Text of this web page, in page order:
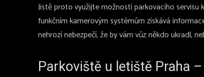
Jistě proto využijte možností parkovacího
funkčním kamerovým systémům získává
nehrozí nebezpečí, že by vám vůz někdo ukradl,
Parkoviště u letiště Praha